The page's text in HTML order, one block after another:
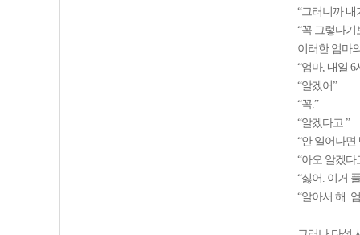
“그러니까 내
“꼭 그렇다기
이러한 엄마
“엄마, 내일 6
“알겠어”
“꼭.”
“알겠다고.”
“안 일어나면
“아오 알겠다
“싫어. 이거
“알아서 해.